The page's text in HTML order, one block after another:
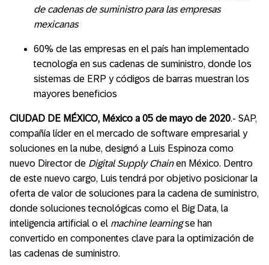
de cadenas de suministro para las empresas
mexicanas
60% de las empresas en el país han implementado
tecnología en sus cadenas de suministro, donde los
sistemas de ERP y códigos de barras muestran los
mayores beneficios
CIUDAD DE MÉXICO, México a 05 de mayo de 2020.- SAP,
compañía líder en el mercado de software empresarial y
soluciones en la nube, designó a Luis Espinoza como
nuevo Director de Digital Supply Chainen México. Dentro
de este nuevo cargo, Luis tendrá por objetivo posicionar la
oferta de valor de soluciones para la cadena de suministro,
donde soluciones tecnológicas como el Big Data, la
inteligencia artificial o el machine learningse han
convertido en componentes clave para la optimización de
las cadenas de suministro.